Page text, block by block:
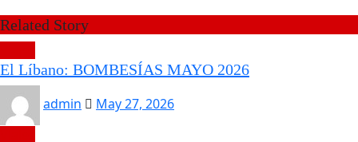
Related Story
El Líbano: BOMBESÍAS MAYO 2026
admin
May 27, 2026